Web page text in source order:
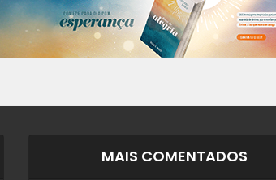
MAIS COMENTADOS